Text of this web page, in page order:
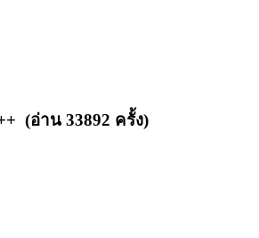
(อ่าน 33892 ครั้ง)